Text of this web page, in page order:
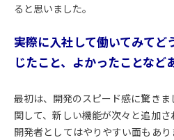
ると思いました。
――実際に入社して働いてみて
じたこと、よかったことなど
最初は、開発のスピード感に驚き
関して、新しい機能が次々と追加さ
開発者としてはやりやすい面もあ